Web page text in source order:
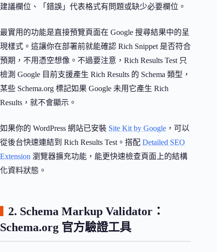
建議欄位、「錯誤」代表格式有問題或缺少必要欄位。
最實用的功能是直接預覽頁面在 Google 搜尋結果中的呈
現樣式。這讓你在部署前就能確認 Rich Snippet 是否符合
預期，不用憑空想像。不過要注意，Rich Results Test 只
檢測 Google 目前支援產生 Rich Results 的 Schema 類型，
某些 Schema.org 標記如果 Google 未用它產生 Rich
Results，就不會顯示。
如果你的 WordPress 網站已安裝 Site Kit by Google ，可以
從後台快速連結到 Rich Results Test。搭配 Detailed SEO
Extension 瀏覽器擴充功能，能更快速檢查頁面上的結構
化資料狀態。
2. Schema Markup Validator：
Schema.org 官方驗證工具